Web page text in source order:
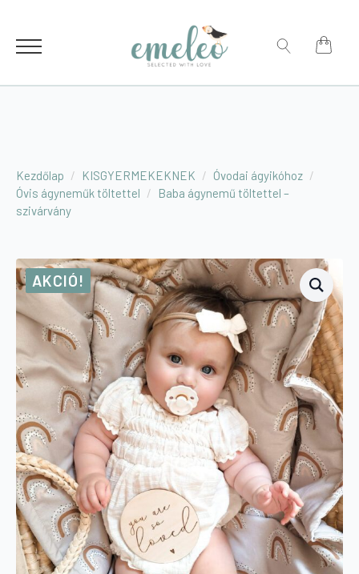
Kezdőlap KISGYERMEKEKNEK
Óvodai ágyikóhoz
Óvis ágyneműk töltettel
Baba ágynemű töltettel –
szivárvány
AKCIÓ!